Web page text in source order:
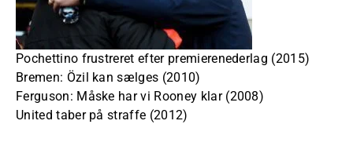
Pochettino frustreret efter premierenederlag (2015)
Bremen: Özil kan sælges (2010)
Ferguson: Måske har vi Rooney klar (2008)
United taber på straffe (2012)